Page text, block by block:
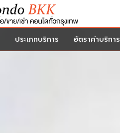
ประเภทบริการ อัตราค่าบริการ